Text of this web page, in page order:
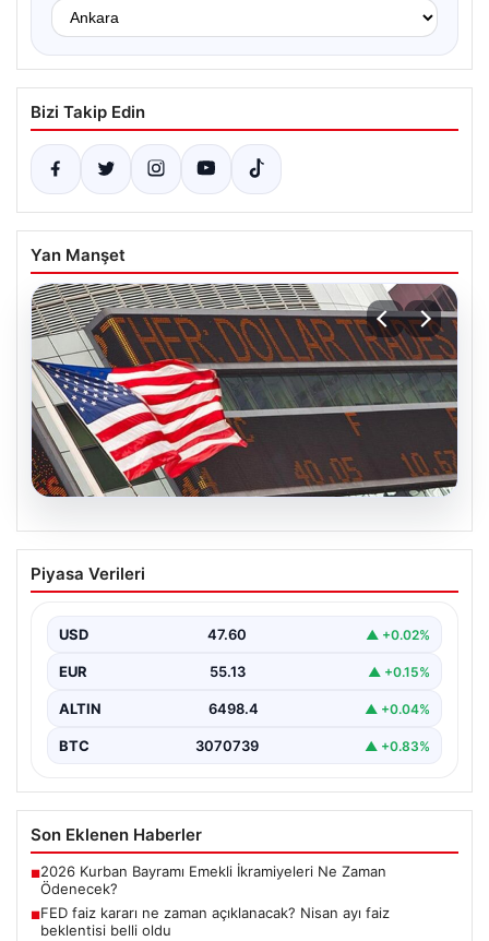
Bizi Takip Edin
Yan Manşet
04.08.2026
FED faiz kararı ne zaman açıklanacak?
Nisan ayı faiz beklentisi belli oldu
Piyasa Verileri
USD 47.60 ▲ +0.02%
EUR 55.13 ▲ +0.15%
ALTIN 6498.4 ▲ +0.04%
BTC 3070739 ▲ +0.83%
Son Eklenen Haberler
■2026 Kurban Bayramı Emekli İkramiyeleri Ne Zaman
Ödenecek?
■FED faiz kararı ne zaman açıklanacak? Nisan ayı faiz
beklentisi belli oldu